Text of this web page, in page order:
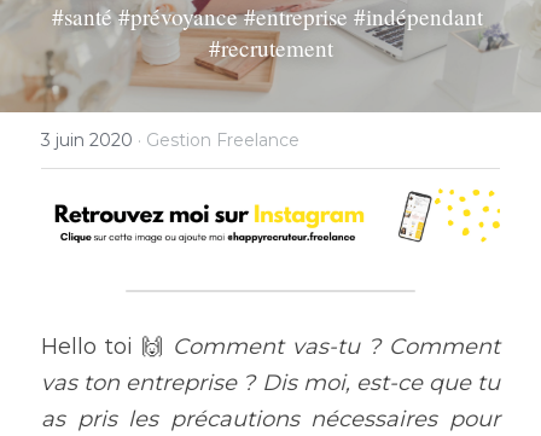
#santé #prévoyance #entreprise #indépendant
#recrutement
3 juin 2020 · Gestion Freelance
Hello toi 🙌 Comment vas-tu ? Comment
vas ton entreprise ? Dis moi, est-ce que tu
as pris les précautions nécessaires pour